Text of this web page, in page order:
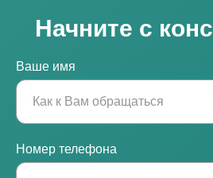
Начните с
Ваше имя
Номер телефона